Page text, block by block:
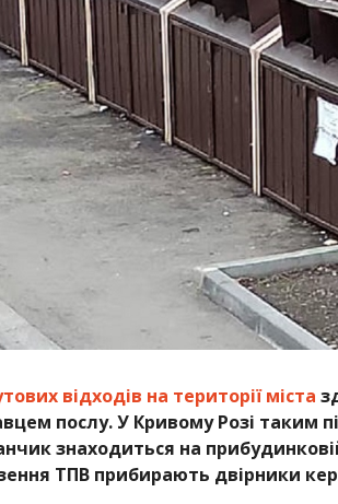
відходів на території міста
послу. У Кривому Розі таким
знаходиться на
ТПВ прибирають двірники